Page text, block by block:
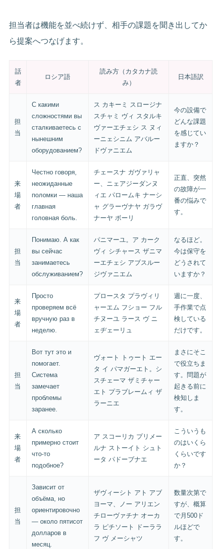
担当者は機能を並べ続けず、相手の課題を聞き出してか
ら提案へつなげます。
話
者
ロシア語
読み方（カタカナ読
み）
日本語訳
担
当
С какими
сложностями вы
сталкиваетесь с
нынешним
оборудованием?
ス カキーミ スロージナ
スチャミ ヴィ スタルキ
ヴァーエチェシ ス ヌィ
ーニェシニム アバルー
ドヴァニエム
今の設備で
どんな課題
を感じてい
ますか？
来
場
者
Честно говоря,
неожиданные
поломки — наша
главная
головная боль.
チェースナ ガヴァリャ
ー、ニェアジーダンヌ
ィエ パロームキ ナーシ
ャ グラーヴナヤ ガラヴ
ナーヤ ボーリ
正直、突然
の故障が一
番の悩みで
す。
担
当
Понимаю. А как
вы сейчас
занимаетесь
обслуживанием?
パニマーユ。ア カーク
ヴィ シチャース ザニマ
ーエチェシ アブスルー
ジヴァニエム
なるほど。
今は保守を
どうされて
いますか？
来
場
者
Просто
проверяем всё
вручную раз в
неделю.
プロースタ プラヴィリ
ャーエム フショー フル
チヌーユ ラース ヴ ニ
ェヂェーリュ
週に一度、
手作業で点
検している
だけです。
担
当
Вот тут это и
помогает.
Система
замечает
проблемы
заранее.
ヴォート トゥート エー
タ イ パマガーエト。シ
スチェーマ ザミチャー
エト プラブレームィ ザ
ラーニエ
まさにそこ
で役立ちま
す。問題が
起きる前に
検知しま
す。
来
場
者
А сколько
примерно стоит
что-то
подобное?
ア スコーリカ プリメー
ルナ ストーイト シュト
ータ パドーブナエ
こういうも
のはいくら
くらいです
か？
担
当
Зависит от
объёма, но
ориентировочно
— около пятисот
долларов в
месяц.
ザヴィーシト アト アブ
ヨーマ、ノー アリエン
チローヴァチナ オーカ
ラ ピチソート ドーララ
フ ヴ メーシャツ
数量次第で
すが、概算
で月500ド
ルほどで
す。